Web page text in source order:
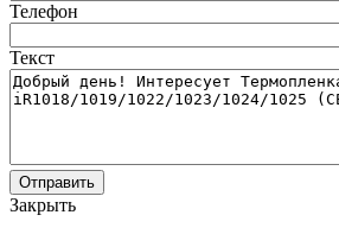
Телефон
Текст
Отправить
Закрыть